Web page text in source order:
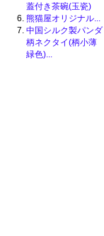
蓋付き茶碗(玉瓷)
熊猫屋オリジナル...
中国シルク製パンダ
柄ネクタイ(柄小薄
緑色)...